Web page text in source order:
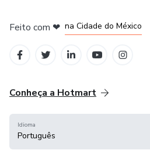
Feito com ❤ na Cidade do México
Conheça a Hotmart
Idioma
Português